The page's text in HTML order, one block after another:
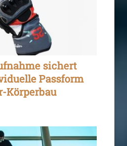
sichert
Passform
Körperbau